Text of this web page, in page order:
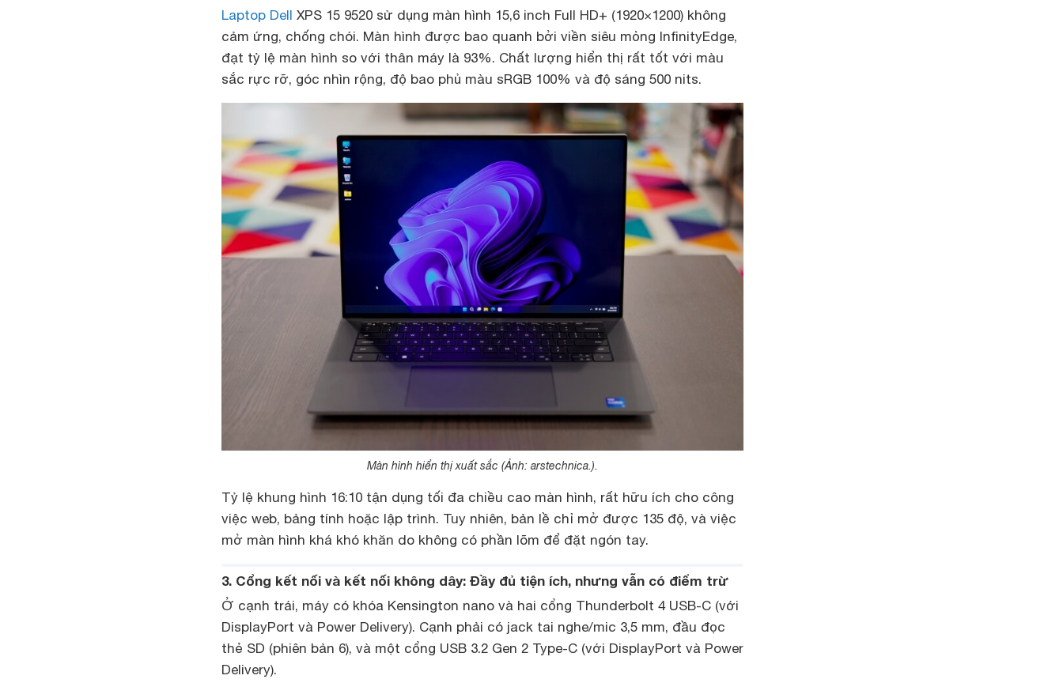
Laptop Dell XPS 15 9520 sử dụng màn hình 15,6 inch Full HD+ (1920×1200) không
cảm ứng, chống chói. Màn hình được bao quanh bởi viền siêu mỏng InfinityEdge,
đạt tỷ lệ màn hình so với thân máy là 93%. Chất lượng hiển thị rất tốt với màu
sắc rực rỡ, góc nhìn rộng, độ bao phủ màu sRGB 100% và độ sáng 500 nits.
Màn hình hiển thị xuất sắc (Ảnh: arstechnica.).
Tỷ lệ khung hình 16:10 tận dụng tối đa chiều cao màn hình, rất hữu ích cho công
việc web, bảng tính hoặc lập trình. Tuy nhiên, bản lề chỉ mở được 135 độ, và việc
mở màn hình khá khó khăn do không có phần lõm để đặt ngón tay.
3. Cổng kết nối và kết nối không dây: Đầy đủ tiện ích, nhưng vẫn có điểm trừ
Ở cạnh trái, máy có khóa Kensington nano và hai cổng Thunderbolt 4 USB-C (với
DisplayPort và Power Delivery). Cạnh phải có jack tai nghe/mic 3,5 mm, đầu đọc
thẻ SD (phiên bản 6), và một cổng USB 3.2 Gen 2 Type-C (với DisplayPort và Power
Delivery).